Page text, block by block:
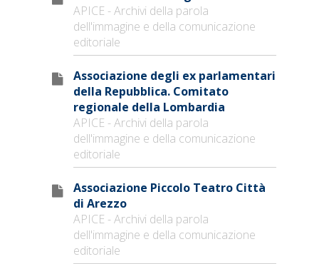
APICE - Archivi della parola
dell'immagine e della comunicazione
editoriale
Associazione degli ex parlamentari
della Repubblica. Comitato
regionale della Lombardia
APICE - Archivi della parola
dell'immagine e della comunicazione
editoriale
Associazione Piccolo Teatro Città
di Arezzo
APICE - Archivi della parola
dell'immagine e della comunicazione
editoriale